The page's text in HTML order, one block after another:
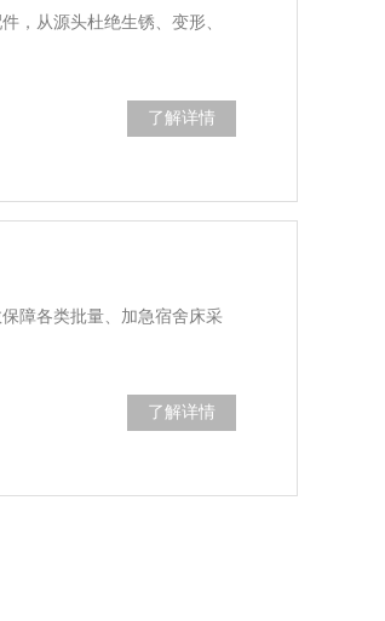
，从源头杜绝生锈、变形、
了解详情
障各类批量、加急宿舍床采
了解详情